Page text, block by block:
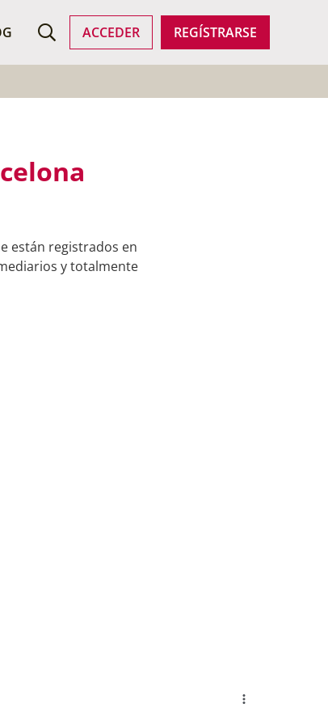
ACCEDER REGÍSTRARSE
están registrados en
y totalmente